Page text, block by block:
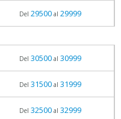
Del 29500al 29999
Del 30500al 30999
Del 31500al 31999
Del 32500al 32999